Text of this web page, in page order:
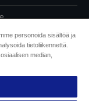
personoida sisältöä ja
tietoliikennettä.
median,